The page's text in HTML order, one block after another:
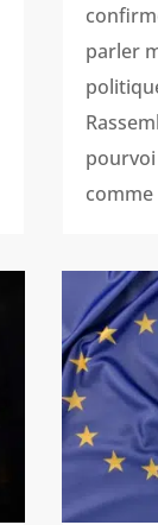
parler